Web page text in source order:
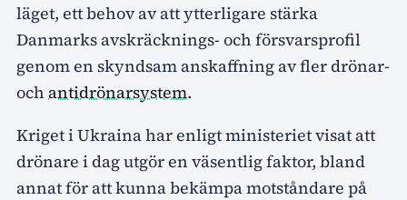
läget, ett behov av att ytterligare stärka
Danmarks avskräcknings- och försvarsprofil
genom en skyndsam anskaffning av fler drönar-
och antidrönarsystem.
Kriget i Ukraina har enligt ministeriet visat att
drönare i dag utgör en väsentlig faktor, bland
annat för att kunna bekämpa motståndare på